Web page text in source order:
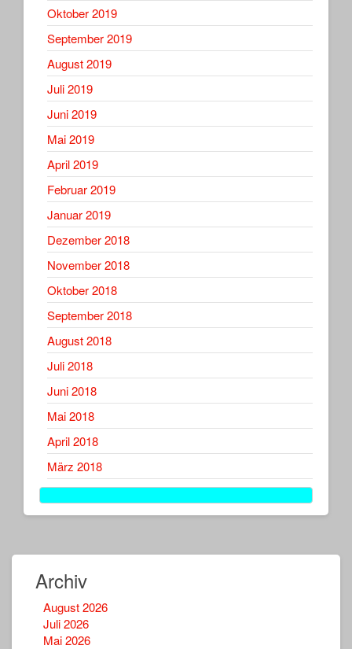
Oktober 2019
September 2019
August 2019
Juli 2019
Juni 2019
Mai 2019
April 2019
Februar 2019
Januar 2019
Dezember 2018
November 2018
Oktober 2018
September 2018
August 2018
Juli 2018
Juni 2018
Mai 2018
April 2018
März 2018
Archiv
August 2026
Juli 2026
Mai 2026